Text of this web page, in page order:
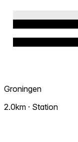
Groningen
2.0km · Station